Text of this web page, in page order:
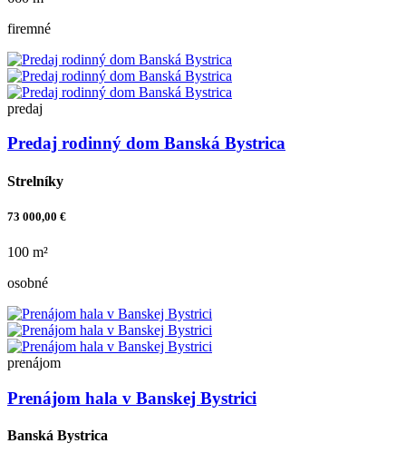
firemné
predaj
Predaj rodinný dom Banská Bystrica
Strelníky
73 000,00 €
100 m²
osobné
prenájom
Prenájom hala v Banskej Bystrici
Banská Bystrica